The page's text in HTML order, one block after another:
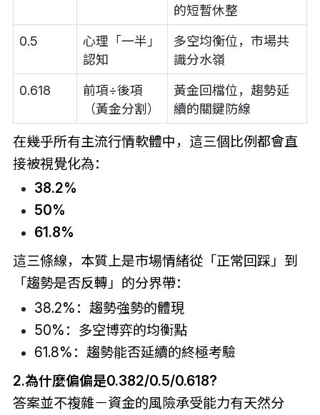
的短暫休整
0.5
心理「一半」
認知
多空均衡位，市場共
識分水嶺
0.618
前項÷後項
（黃金分割）
黃金回檔位，趨勢延
續的關鍵防線
在幾乎所有主流行情軟體中，這三個比例都會直
接被視覺化為：
38.2%
50%
61.8%
這三條線，本質上是市場情緒從「正常回踩」到
「趨勢是否反轉」的分界帶：
38.2%：趨勢強勢的體現
50%：多空博弈的均衡點
61.8%：趨勢能否延續的終極考驗
2.為什麼偏偏是0.382/0.5/0.618?
答案並不複雜－資金的風險承受能力有天然分